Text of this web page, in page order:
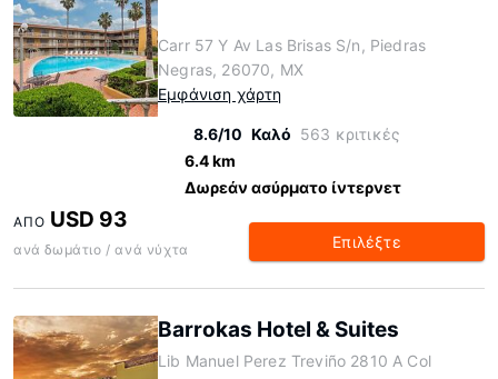
Carr 57 Y Av Las Brisas S/n, Piedras
Negras, 26070, MX
Εμφάνιση χάρτη
8.6/10 Καλό 563 κριτικές
6.4 km
Δωρεάν ασύρματο ίντερνετ
ΑΠΌ USD 93
ανά δωμάτιο / ανά νύχτα Επιλέξτε
Barrokas Hotel & Suites
Lib Manuel Perez Treviño 2810 A Col